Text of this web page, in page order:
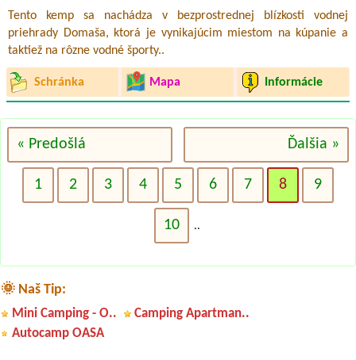
Tento kemp sa nachádza v bezprostrednej blízkosti vodnej
priehrady Domaša, ktorá je vynikajúcim miestom na kúpanie a
taktiež na rôzne vodné športy..
Schránka Mapa Informácie
« Predošlá Ďalšia »
1 2 3 4 5 6 7 8 9
10 ..
🌞 Naš Tip:
Mini Camping - O..
Camping Apartman..
Autocamp OASA
Termín od 2026-07-22 |
Platz für 2 Personen 1 Zelt und 1 Auto
Termín od 2026-07-24 |